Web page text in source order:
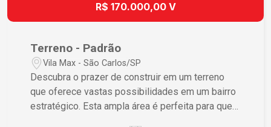
R$ 170.000,00 V
Terreno - Padrão
Vila Max - São Carlos/SP
Descubra o prazer de construir em um terreno
que oferece vastas possibilidades em um bairro
estratégico. Esta ampla área é perfeita para quem